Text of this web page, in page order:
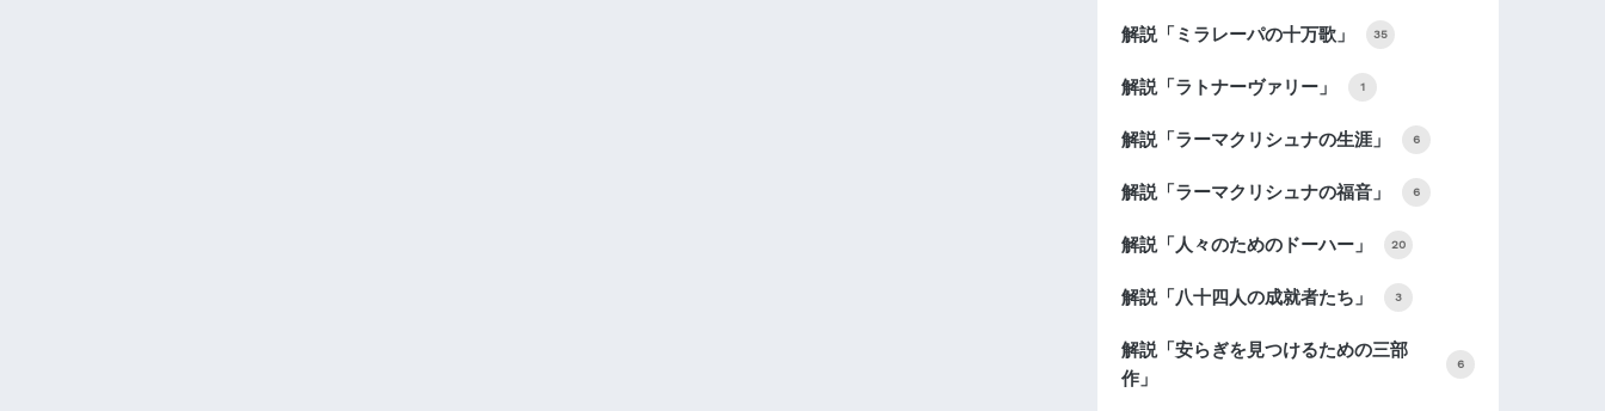
解説「ミラレーパの十万歌」 35
解説「ラトナーヴァリー」 1
解説「ラーマクリシュナの生涯」 6
解説「ラーマクリシュナの福音」 6
解説「人々のためのドーハー」 20
解説「八十四人の成就者たち」 3
解説「安らぎを見つけるための三部
作」
6